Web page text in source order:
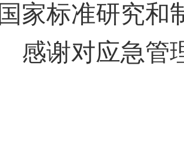
国家标准研究和
感谢对应急管